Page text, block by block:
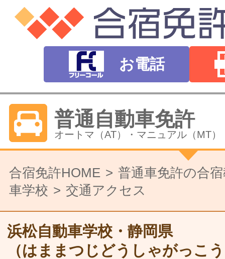
お電話
普通自動車免許
オートマ（AT）・マニュアル（MT）
バイク免許
普通二輪（中型二輪）・大型二輪
大型〜二種免許
中型・大型特殊・けん引・大型二種
合宿免許HOME
普通車免許の合
車学校
交通アクセス
浜松自動車学校・静岡県
（はままつじどうしゃがっこ